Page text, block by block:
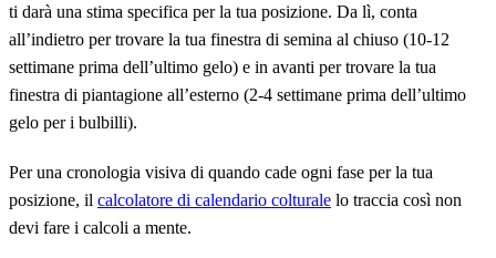
ti darà una stima specifica per la tua posizione. Da lì, conta
all’indietro per trovare la tua finestra di semina al chiuso (10-12
settimane prima dell’ultimo gelo) e in avanti per trovare la tua
finestra di piantagione all’esterno (2-4 settimane prima dell’ultimo
gelo per i bulbilli).
Per una cronologia visiva di quando cade ogni fase per la tua
posizione, il calcolatore di calendario colturale lo traccia così non
devi fare i calcoli a mente.